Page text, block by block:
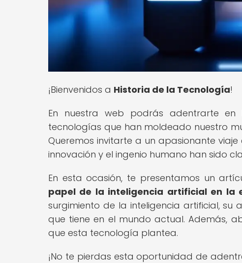
¡Bienvenidos a Historia de la Tecnología!
En nuestra web podrás adentrarte
tecnologías que han moldeado nuestro
Queremos invitarte a un apasionante
innovación y el ingenio humano han sido
En esta ocasión, te presentamos un
papel de la inteligencia artificial en la
surgimiento de la inteligencia artificial,
que tiene en el mundo actual. Además,
que esta tecnología plantea.
¡No te pierdas esta oportunidad de